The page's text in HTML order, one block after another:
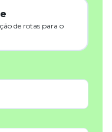
de rotas para o